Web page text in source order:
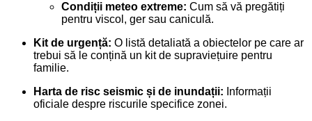
Condiții meteo extreme: Cum să vă pregătiți
pentru viscol, ger sau caniculă.
Kit de urgență: O listă detaliată a obiectelor pe care ar
trebui să le conțină un kit de supraviețuire pentru
familie.
Harta de risc seismic și de inundații: Informații
oficiale despre riscurile specifice zonei.